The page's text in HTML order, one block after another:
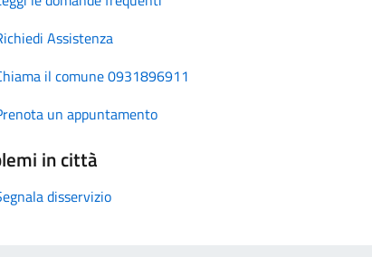
Assistenza
il comune 0931896911
un appuntamento
in città
disservizio